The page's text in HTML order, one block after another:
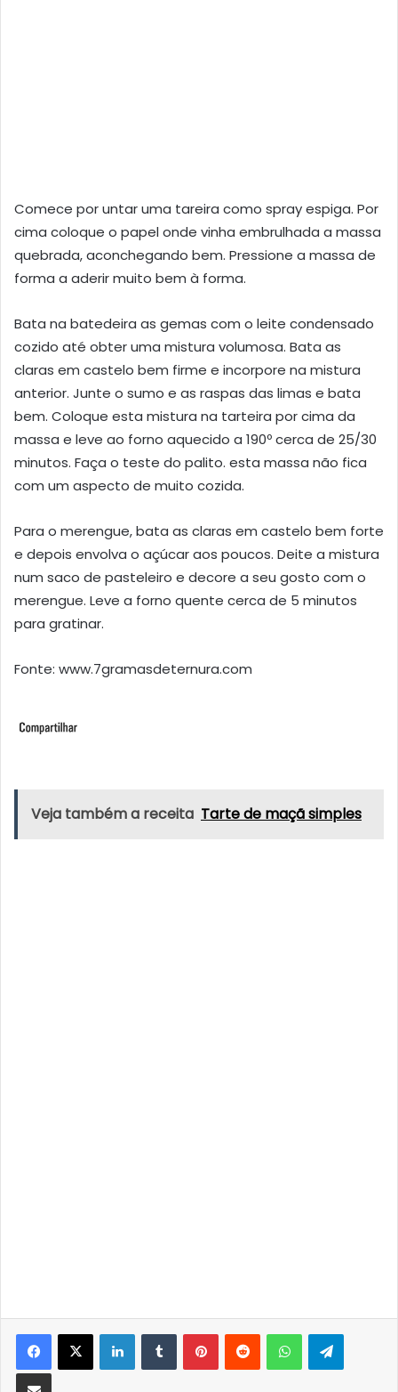
Comece por untar uma tareira como spray espiga. Por
cima coloque o papel onde vinha embrulhada a massa
quebrada, aconchegando bem. Pressione a massa de
forma a aderir muito bem à forma.
Bata na batedeira as gemas com o leite condensado
cozido até obter uma mistura volumosa. Bata as
claras em castelo bem firme e incorpore na mistura
anterior. Junte o sumo e as raspas das limas e bata
bem. Coloque esta mistura na tarteira por cima da
massa e leve ao forno aquecido a 190º cerca de 25/30
minutos. Faça o teste do palito. esta massa não fica
com um aspecto de muito cozida.
Para o merengue, bata as claras em castelo bem forte
e depois envolva o açúcar aos poucos. Deite a mistura
num saco de pasteleiro e decore a seu gosto com o
merengue. Leve a forno quente cerca de 5 minutos
para gratinar.
Fonte: www.7gramasdeternura.com
Veja também a receita Tarte de maçã simples
LinkedInTumblrPinterestReddit WhatsApp
Partilhar Via Email